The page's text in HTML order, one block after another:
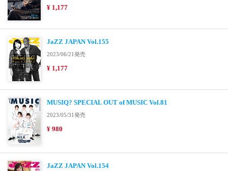
¥ 1,177
JaZZ JAPAN Vol.155
2023/06/21発売
¥ 1,177
MUSIQ? SPECIAL OUT of MUSIC Vol.81
2023/05/31発売
¥ 980
JaZZ JAPAN Vol.154